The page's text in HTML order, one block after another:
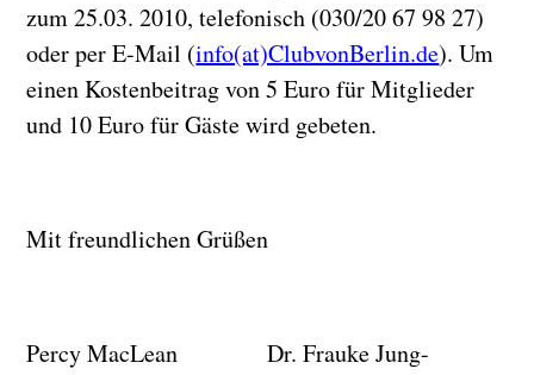
zum 25.03. 2010, telefonisch (030/20 67 98 27)
oder per E-Mail (info(at)ClubvonBerlin.de). Um
einen Kostenbeitrag von 5 Euro für Mitglieder
und 10 Euro für Gäste wird gebeten.
Mit freundlichen Grüßen
Percy MacLean Dr. Frauke Jung-